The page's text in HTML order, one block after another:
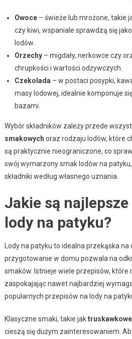
Owoce– świeże lub mrożone, takie
czy kiwi, wspaniale sprawdzą się
lodów.
Orzechy– migdały, nerkowce czy
chrupkości i wartości odżywczych.
Czekolada – w postaci posypki,
masy lodowej, idealnie komponuje
bazami.
Wybór składników zależy przede
smakowych oraz rodzaju lodów, które
są praktycznie nieograniczone, co
swój wymarzony smak lodów na
składniki według własnego uznania.
Jakie są
lody na patyku?
Lody na patyku to idealna przekąska na
przygotowanie w domu pozwala na
smaków. Istnieje wiele przepisów, które
zaspokajając nawet najbardziej
popularnych przepisów na lody na
Klasyczne smaki, takie jaktruskawkowe
cieszą się dużym zainteresowaniem.